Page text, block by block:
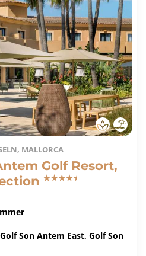
MALLORCA
Golf Resort,
Son Antem East, Golf Son